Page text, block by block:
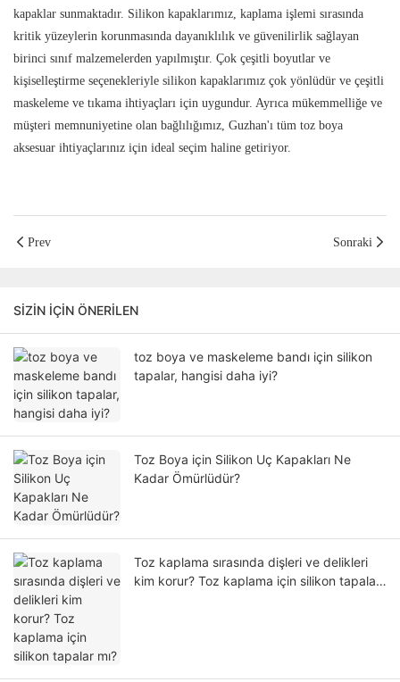
kapaklar sunmaktadır. Silikon kapaklarımız, kaplama işlemi sırasında
kritik yüzeylerin korunmasında dayanıklılık ve güvenilirlik sağlayan
birinci sınıf malzemelerden yapılmıştır. Çok çeşitli boyutlar ve
kişiselleştirme seçenekleriyle silikon kapaklarımız çok yönlüdür ve çeşitli
maskeleme ve tıkama ihtiyaçları için uygundur. Ayrıca mükemmelliğe ve
müşteri memnuniyetine olan bağlılığımız, Guzhan'ı tüm toz boya
aksesuar ihtiyaçlarınız için ideal seçim haline getiriyor.
Prev Sonraki
SIZIN IÇIN ÖNERILEN
toz boya ve maskeleme bandı için silikon
tapalar, hangisi daha iyi?
Toz Boya için Silikon Uç Kapakları Ne
Kadar Ömürlüdür?
Toz kaplama sırasında dişleri ve delikleri
kim korur? Toz kaplama için silikon tapalar